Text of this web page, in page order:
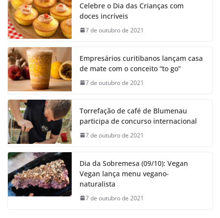
Celebre o Dia das Crianças com
doces incríveis
7 de outubro de 2021
Empresários curitibanos lançam casa
de mate com o conceito “to go”
7 de outubro de 2021
Torrefação de café de Blumenau
participa de concurso internacional
7 de outubro de 2021
Dia da Sobremesa (09/10): Vegan
Vegan lança menu vegano-
naturalista
7 de outubro de 2021